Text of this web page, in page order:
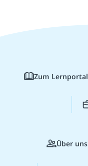
Zum Lernportal
Über uns